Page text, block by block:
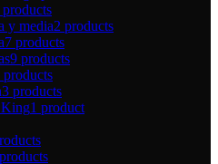
products
y media2 products
7 products
9 products
products
3 products
King1 product